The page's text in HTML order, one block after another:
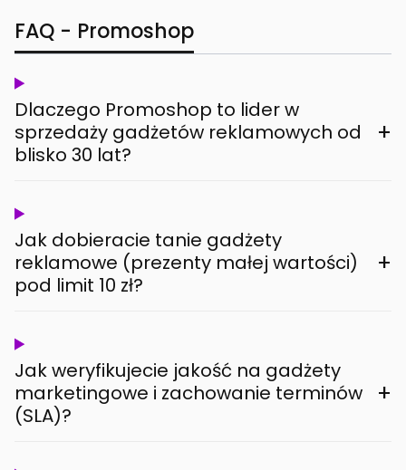
FAQ - Promoshop
Dlaczego Promoshop to lider w
sprzedaży gadżetów reklamowych od
blisko 30 lat?
+
Jak dobieracie tanie gadżety
reklamowe (prezenty małej wartości)
pod limit 10 zł?
+
Jak weryfikujecie jakość na gadżety
marketingowe i zachowanie terminów
(SLA)?
+